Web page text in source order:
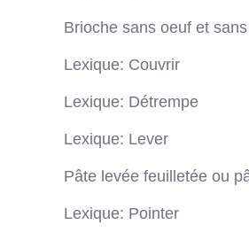
Brioche sans oeuf et
Lexique: Couvrir
Lexique: Détrempe
Lexique: Lever
Pâte levée feuilletée ou
Lexique: Pointer